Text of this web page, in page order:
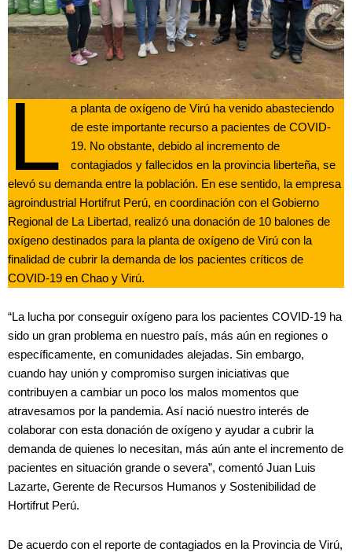
L
a planta de oxígeno de Virú ha venido abasteciendo
de este importante recurso a pacientes de COVID-
19. No obstante, debido al incremento de
contagiados y fallecidos en la provincia liberteña, se
elevó su demanda entre la población. En ese sentido, la empresa
agroindustrial Hortifrut Perú, en coordinación con el Gobierno
Regional de La Libertad, realizó una donación de 10 balones de
oxígeno destinados para la planta de oxígeno de Virú con la
finalidad de cubrir la demanda de los pacientes críticos de
COVID-19 en Chao y Virú.
“La lucha por conseguir oxígeno para los pacientes COVID-19 ha
sido un gran problema en nuestro país, más aún en regiones o
específicamente, en comunidades alejadas. Sin embargo,
cuando hay unión y compromiso surgen iniciativas que
contribuyen a cambiar un poco los malos momentos que
atravesamos por la pandemia. Así nació nuestro interés de
colaborar con esta donación de oxígeno y ayudar a cubrir la
demanda de quienes lo necesitan, más aún ante el incremento de
pacientes en situación grande o severa”, comentó Juan Luis
Lazarte, Gerente de Recursos Humanos y Sostenibilidad de
Hortifrut Perú.
De acuerdo con el reporte de contagiados en la Provincia de Virú,